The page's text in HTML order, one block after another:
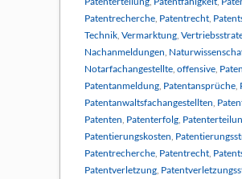
Patentrecherche, Patentrecht,
Technik, Vermarktung,
Nachanmeldungen,
Notarfachangestellte, offensive,
Patentanmeldung, Patentansprüche,
Patentanwaltsfachangestellten,
Patenten, Patenterfolg,
Patentierungskosten,
Patentrecherche, Patentrecht,
Patentverletzung,